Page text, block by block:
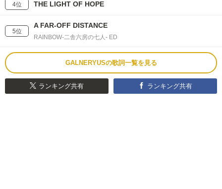
4位 THE LIGHT OF HOPE
5位
A FAR-OFF DISTANCE
RAINBOW-二舎六房の七人- ED
GALNERYUSの歌詞一覧を見る
ランキング共有 ランキング共有